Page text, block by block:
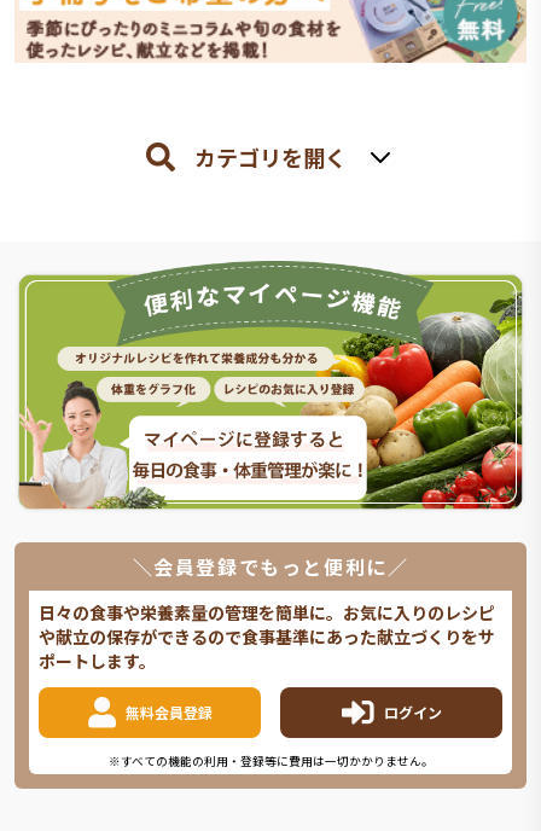
カテゴリを開く
＼会員登録でもっと便利に／
日々の食事や栄養素量の管理を簡単に。お気に入りのレシピ
や献立の保存ができるので食事基準にあった献立づくりをサ
ポートします。
無料会員登録 ログイン
※すべての機能の利用・登録等に費用は一切かかりません。